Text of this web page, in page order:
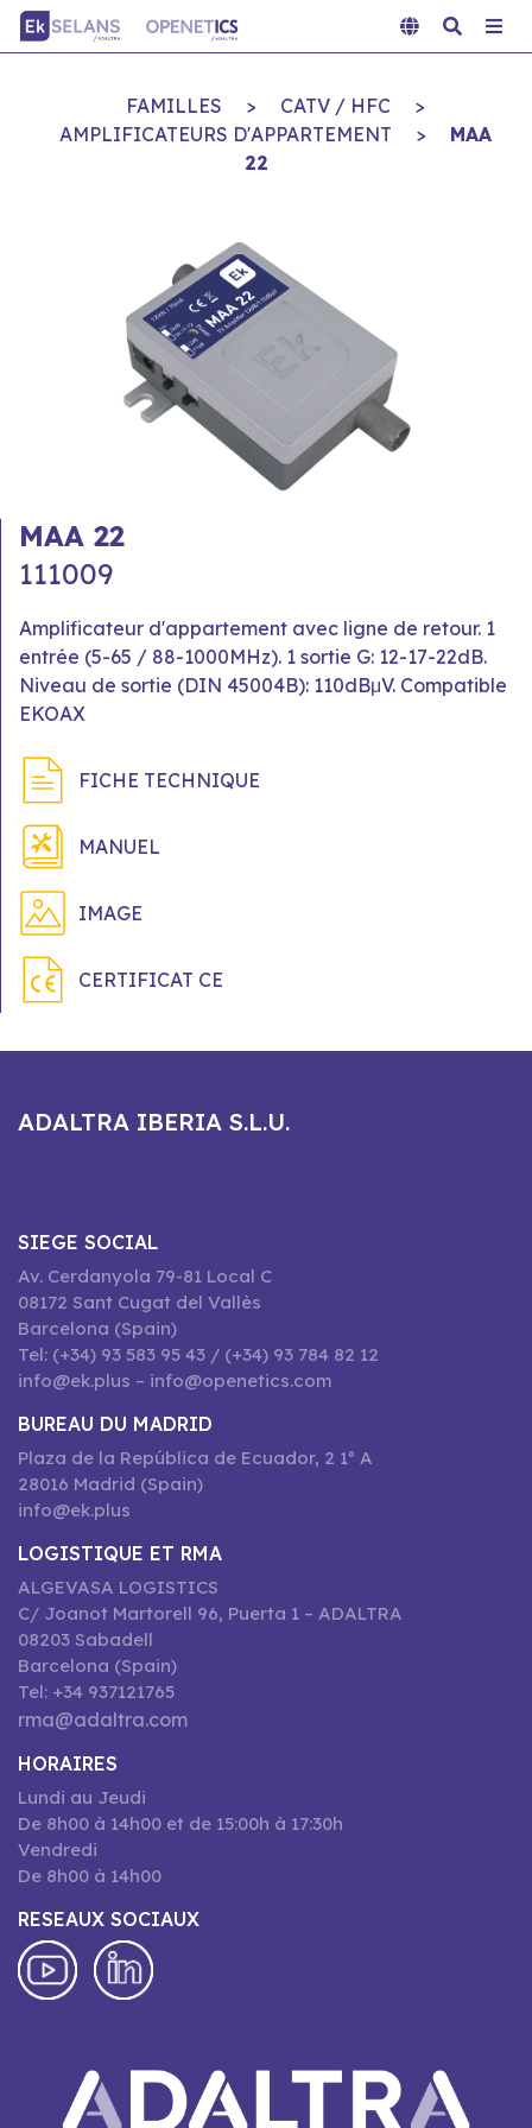
FAMILLES > CATV / HFC
>
AMPLIFICATEURS D'APPARTEMENT
>
MAA
22
MAA 22
111009
Amplificateur d'appartement avec ligne de retour. 1
entrée (5-65 / 88-1000MHz). 1 sortie G: 12-17-22dB.
Niveau de sortie (DIN 45004B): 110dBμV. Compatible
EKOAX
FICHE TECHNIQUE
MANUEL
IMAGE
CERTIFICAT CE
ADALTRA IBERIA S.L.U.
SIEGE SOCIAL
Av. Cerdanyola 79-81 Local C
08172 Sant Cugat del Vallès
Barcelona (Spain)
Tel: (+34) 93 583 95 43 / (+34) 93 784 82 12
info@ek.plus – info@openetics.com
BUREAU DU MADRID
Plaza de la República de Ecuador, 2 1º A
28016 Madrid (Spain)
info@ek.plus
LOGISTIQUE ET RMA
ALGEVASA LOGISTICS
C/ Joanot Martorell 96, Puerta 1 – ADALTRA
08203 Sabadell
Barcelona (Spain)
Tel: +34 937121765
rma@adaltra.com
HORAIRES
Lundi au Jeudi
De 8h00 à 14h00 et de 15:00h à 17:30h
Vendredi
De 8h00 à 14h00
RESEAUX SOCIAUX